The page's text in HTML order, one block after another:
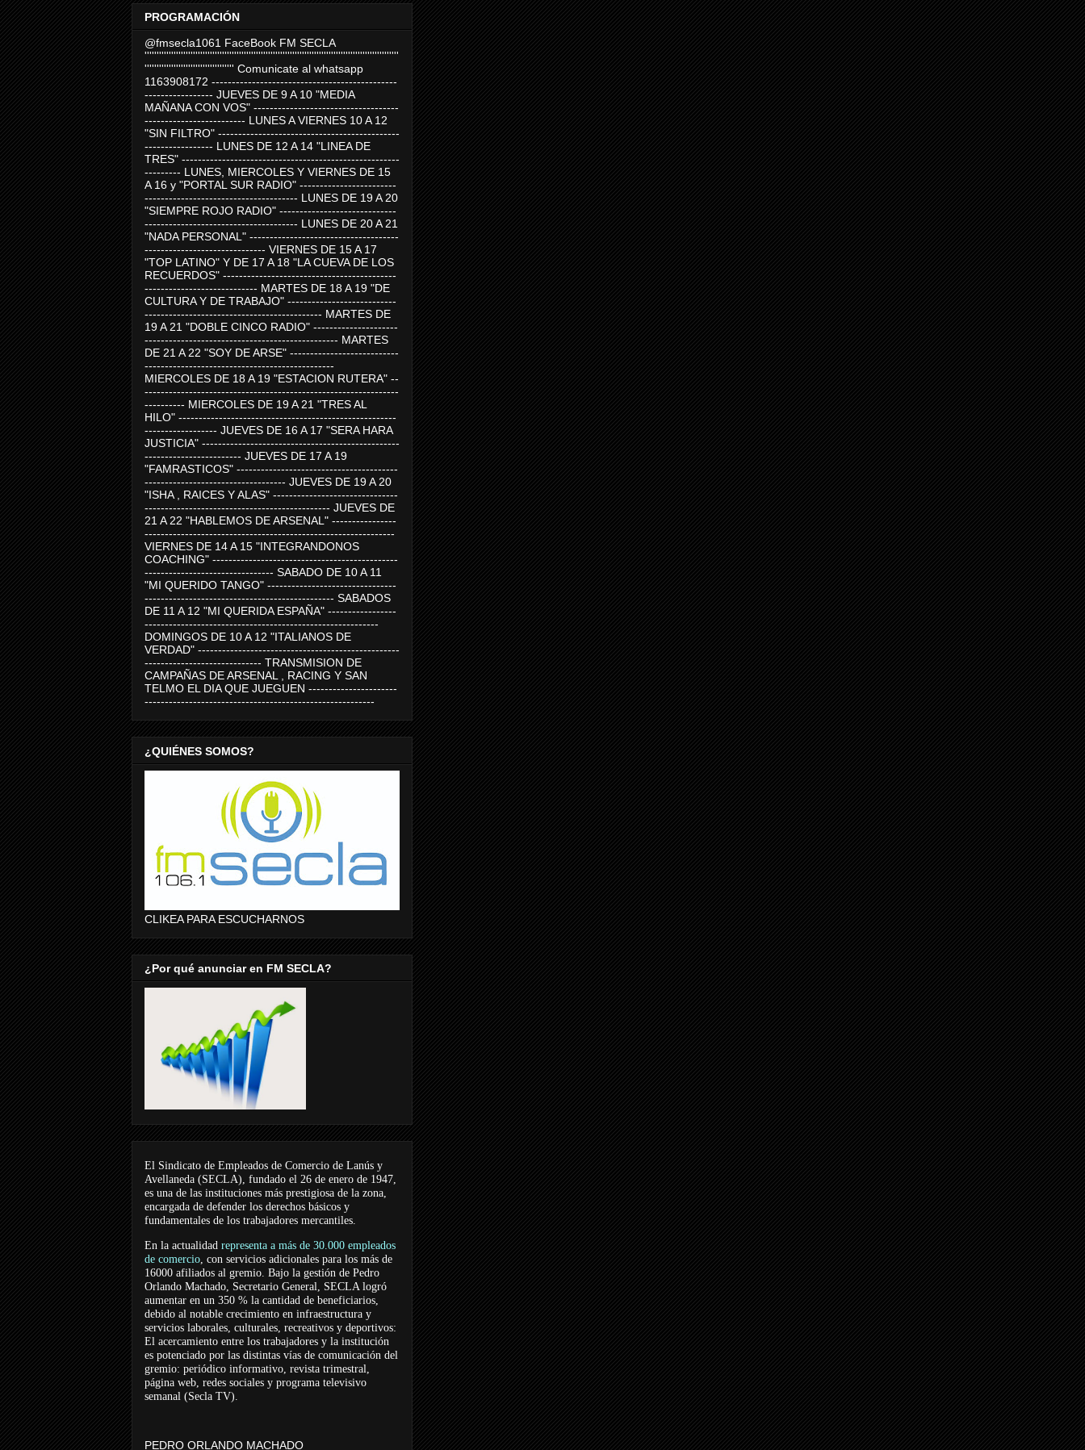
PROGRAMACIÓN
@fmsecla1061 FaceBook FM SECLA
'''''''''''''''''''''''''''''''''''''''''''''''''''''''''''''''''''''''''''''''''''''''''''''''''''''''''
''''''''''''''''''''''''''''''''''''' Comunicate al whatsapp
1163908172 ----------------------------------------------
----------------- JUEVES DE 9 A 10 "MEDIA
MAÑANA CON VOS" ------------------------------------
------------------------- LUNES A VIERNES 10 A 12
"SIN FILTRO" ---------------------------------------------
----------------- LUNES DE 12 A 14 "LINEA DE
TRES" ------------------------------------------------------
--------- LUNES, MIERCOLES Y VIERNES DE 15
A 16 y "PORTAL SUR RADIO" ------------------------
-------------------------------------- LUNES DE 19 A 20
"SIEMPRE ROJO RADIO" -----------------------------
-------------------------------------- LUNES DE 20 A 21
"NADA PERSONAL" -------------------------------------
------------------------------ VIERNES DE 15 A 17
"TOP LATINO" Y DE 17 A 18 "LA CUEVA DE LOS
RECUERDOS" -------------------------------------------
---------------------------- MARTES DE 18 A 19 "DE
CULTURA Y DE TRABAJO" ---------------------------
-------------------------------------------- MARTES DE
19 A 21 "DOBLE CINCO RADIO" ---------------------
------------------------------------------------ MARTES
DE 21 A 22 "SOY DE ARSE" ---------------------------
-----------------------------------------------
MIERCOLES DE 18 A 19 "ESTACION RUTERA" --
---------------------------------------------------------------
---------- MIERCOLES DE 19 A 21 "TRES AL
HILO" ------------------------------------------------------
------------------ JUEVES DE 16 A 17 "SERA HARA
JUSTICIA" -------------------------------------------------
------------------------ JUEVES DE 17 A 19
"FAMRASTICOS" ----------------------------------------
----------------------------------- JUEVES DE 19 A 20
"ISHA , RAICES Y ALAS" -------------------------------
---------------------------------------------- JUEVES DE
21 A 22 "HABLEMOS DE ARSENAL" ----------------
--------------------------------------------------------------
VIERNES DE 14 A 15 "INTEGRANDONOS
COACHING" ----------------------------------------------
-------------------------------- SABADO DE 10 A 11
"MI QUERIDO TANGO" --------------------------------
----------------------------------------------- SABADOS
DE 11 A 12 "MI QUERIDA ESPAÑA" -----------------
----------------------------------------------------------
DOMINGOS DE 10 A 12 "ITALIANOS DE
VERDAD" --------------------------------------------------
----------------------------- TRANSMISION DE
CAMPAÑAS DE ARSENAL , RACING Y SAN
TELMO EL DIA QUE JUEGUEN ----------------------
---------------------------------------------------------
¿QUIÉNES SOMOS?
CLIKEA PARA ESCUCHARNOS
¿Por qué anunciar en FM SECLA?
El Sindicato de Empleados de Comercio de Lanús y
Avellaneda (SECLA), fundado el 26 de enero de 1947,
es una de las instituciones más prestigiosa de la zona,
encargada de defender los derechos básicos y
fundamentales de los trabajadores mercantiles.
En la actualidad representa a más de 30.000 empleados
de comercio, con servicios adicionales para los más de
16000 afiliados al gremio. Bajo la gestión de Pedro
Orlando Machado, Secretario General, SECLA logró
aumentar en un 350 % la cantidad de beneficiarios,
debido al notable crecimiento en infraestructura y
servicios laborales, culturales, recreativos y deportivos:
El acercamiento entre los trabajadores y la institución
es potenciado por las distintas vías de comunicación del
gremio: periódico informativo, revista trimestral,
página web, redes sociales y programa televisivo
semanal (Secla TV).
PEDRO ORLANDO MACHADO